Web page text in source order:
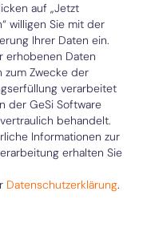
auf „Jetzt
willigen Sie mit der
Ihrer Daten ein.
erhobenen Daten
zum Zwecke der
verarbeitet
der GeSi Software
behandelt.
Informationen zur
erhalten Sie
Datenschutzerklärung.